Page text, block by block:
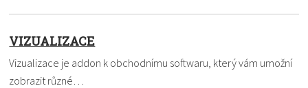
VIZUALIZACE
Vizualizace je addon k obchodnímu softwaru, který vám umožní
zobrazit různé…